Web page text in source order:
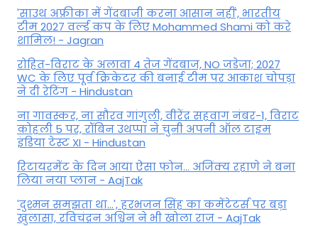
'साउथ अफ्रीका में गेंदबाजी करना आसान नहीं', भारतीय
टीम 2027 वर्ल्‍ड कप के लिए Mohammed Shami को करे
शामिल! - Jagran
रोहित-विराट के अलावा 4 तेज गेंदबाज, NO जडेजा; 2027
WC के लिए पूर्व क्रिकेटर की बनाई टीम पर आकाश चोपड़ा
ने दी रेटिंग - Hindustan
ना गावस्कर, ना सौरव गांगुली, वीरेंद्र सहवाग नंबर-1, विराट
कोहली 5 पर, रॉबिन उथप्पा ने चुनी अपनी ऑल टाइम
इंडिया टेस्ट XI - Hindustan
रिटायरमेंट के दिन आया ऐसा फोन... अजिंक्य रहाणे ने बना
लिया नया प्लान - AajTak
'दुश्मन समझता था...', हरभजन सिंह का कमेंटेटर्स पर बड़ा
खुलासा, रव‍िचंद्रन अश्विन ने भी खोला राज - AajTak